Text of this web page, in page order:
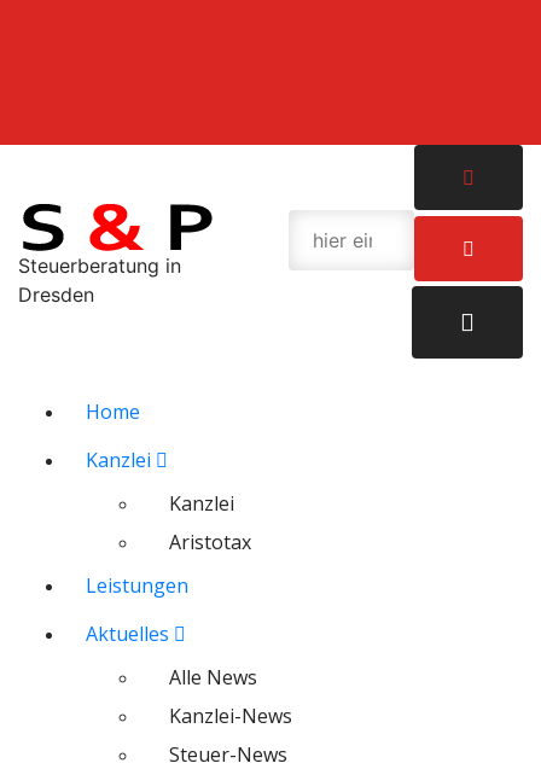
Steuerberatung in
Dresden
Home
Kanzlei
Kanzlei
Aristotax
Leistungen
Aktuelles
Alle News
Kanzlei-News
Steuer-News